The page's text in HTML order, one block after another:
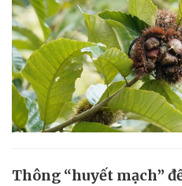
Thông “huyết mạch”